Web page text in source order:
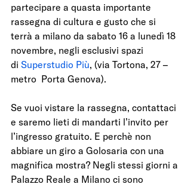
partecipare a quasta importante
rassegna di cultura e gusto che si
terrà a milano da sabato 16 a lunedì 18
novembre, negli esclusivi spazi
di Superstudio Più, (via Tortona, 27 –
metro  Porta Genova).
Se vuoi vistare la rassegna, contattaci
e saremo lieti di mandarti l’invito per
l’ingresso gratuito. E perchè non
abbiare un giro a Golosaria con una
magnifica mostra? Negli stessi giorni a
Palazzo Reale a Milano ci sono